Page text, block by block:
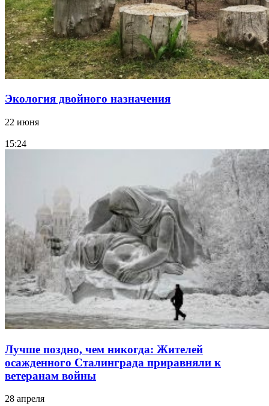
Экология двойного назначения
22 июня
15:24
Лучше поздно, чем никогда: Жителей
осажденного Сталинграда приравняли к
ветеранам войны
28 апреля